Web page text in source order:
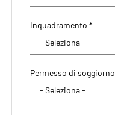
Inquadramento *
Permesso di soggiorno